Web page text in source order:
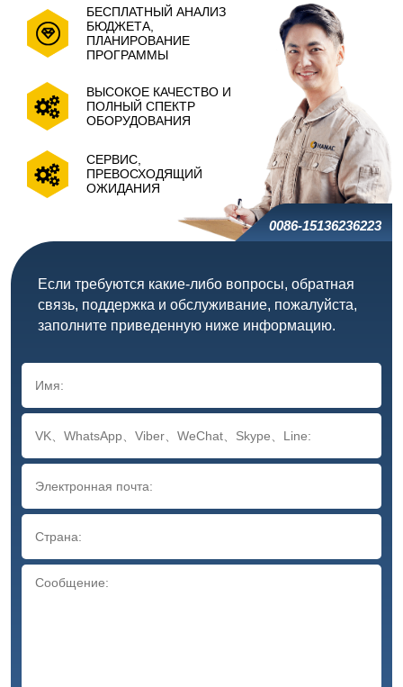
БЕСПЛАТНЫЙ АНАЛИЗ
БЮДЖЕТА,
ПЛАНИРОВАНИЕ
ПРОГРАММЫ
ВЫСОКОЕ КАЧЕСТВО И
ПОЛНЫЙ СПЕКТР
ОБОРУДОВАНИЯ
СЕРВИС,
ПРЕВОСХОДЯЩИЙ
ОЖИДАНИЯ
0086-15136236223
Если требуются какие-либо вопросы, обратная
связь, поддержка и обслуживание, пожалуйста,
заполните приведенную ниже информацию.